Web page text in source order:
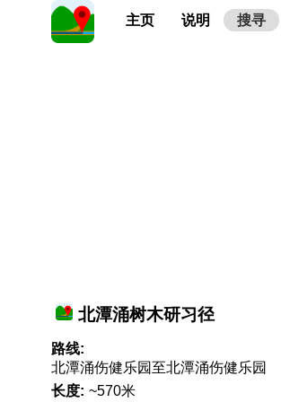
主页 说明 搜寻
北潭涌树木研习径
路线:
北潭涌伤健乐园至北潭涌伤健乐园
长度: ~570米